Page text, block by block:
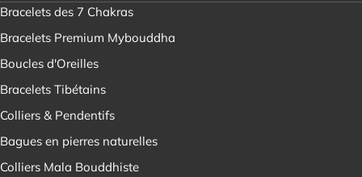
Bracelets des 7 Chakras
Bracelets Premium Mybouddha
Boucles d'Oreilles
Bracelets Tibétains
Colliers & Pendentifs
Bagues en pierres naturelles
Colliers Mala Bouddhiste